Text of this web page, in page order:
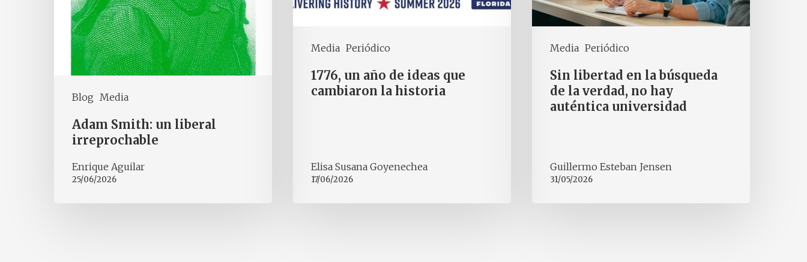
Blog Media
Adam Smith: un liberal
irreprochable
Enrique Aguilar
25/06/2026
Media Periódico
1776, un año de ideas que
cambiaron la historia
Elisa Susana Goyenechea
17/06/2026
Media Periódico
Sin libertad en la búsqueda
de la verdad, no hay
auténtica universidad
Guillermo Esteban Jensen
31/05/2026